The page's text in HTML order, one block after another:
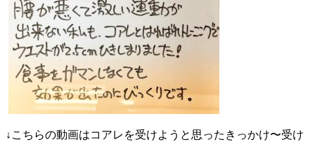
↓こちらの動画はコアレを受けようと思ったきっかけ〜受け